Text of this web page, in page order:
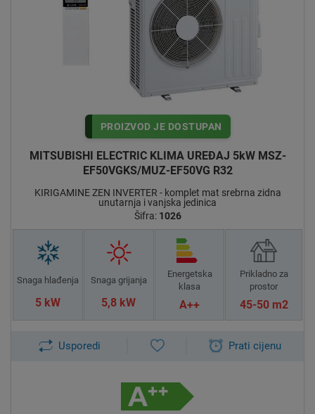
PROIZVOD JE DOSTUPAN
MITSUBISHI ELECTRIC KLIMA UREĐAJ 5kW MSZ-
EF50VGKS/MUZ-EF50VG R32
KIRIGAMINE ZEN INVERTER - komplet mat srebrna zidna
unutarnja i vanjska jedinica
Šifra: 1026
Snaga hlađenja
5 kW
Snaga grijanja
5,8 kW
Energetska
klasa
A++
Prikladno za
prostor
45-50 m2
Usporedi Prati cijenu